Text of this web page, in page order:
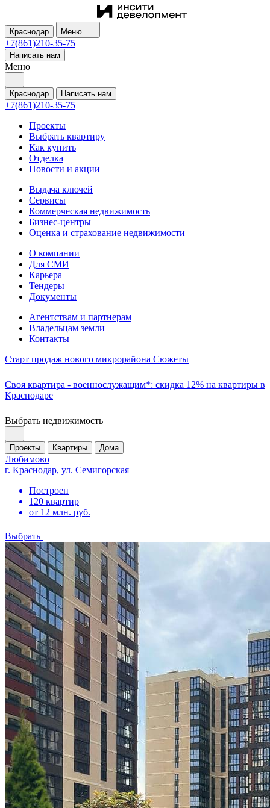
Краснодар Меню
+7(861)210-35-75
Написать нам
Меню
Краснодар Написать нам
+7(861)210-35-75
Проекты
Выбрать квартиру
Как купить
Отделка
Новости и акции
Выдача ключей
Сервисы
Коммерческая недвижимость
Бизнес-центры
Оценка и страхование недвижимости
О компании
Для СМИ
Карьера
Тендеры
Документы
Агентствам и партнерам
Владельцам земли
Контакты
Старт продаж нового микрорайона Сюжеты
Своя квартира - военнослужащим*: скидка 12% на квартиры в
Краснодаре
Выбрать недвижимость
Проекты Квартиры Дома
Любимово
г. Краснодар, ул. Семигорская
Построен
120 квартир
от 12 млн. руб.
Выбрать